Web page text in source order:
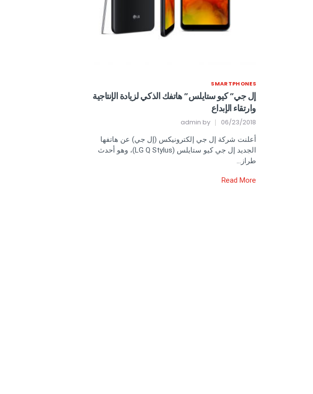
SMARTPHONES
إل جي” كيو ستايلس” هاتفك الذكي لزيادة الإنتاجية
وارتقاء الإبداع
06/23/2018
admin
أعلنت شركة إل جي إلكترونيكس (إل جي) عن هاتفها
الجديد إل جي كيو ستايلس (LG Q Stylus)، وهو أحدث
طراز…
Read More